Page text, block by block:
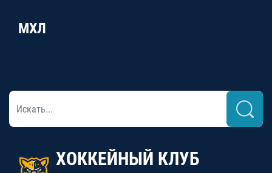
МХЛ
ХОККЕЙНЫЙ КЛУБ